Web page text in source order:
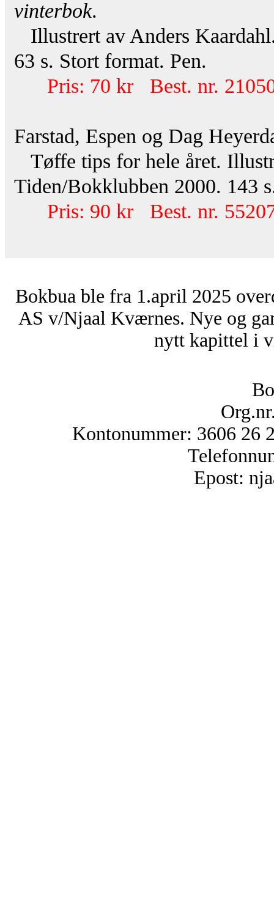
vinterbok.
Illustrert av Anders
63 s. Stort format. Pen.
Pris: 70 kr Best. nr.
Farstad, Espen og Dag
Tøffe tips for hele året.
Tiden/Bokklubben 2000. 143
Pris: 90 kr Best. nr.
Bokbua ble fra 1.april 2025
AS v/Njaal Kværnes. Nye og
nytt kapittel i
Kontonummer: 3606 26
Epost: